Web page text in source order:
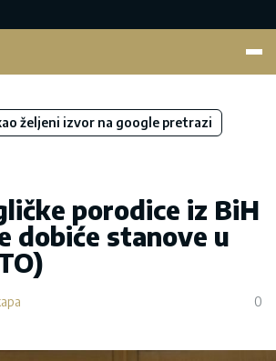
željeni izvor na google pretrazi
porodice iz BiH
dobiće stanove u
0